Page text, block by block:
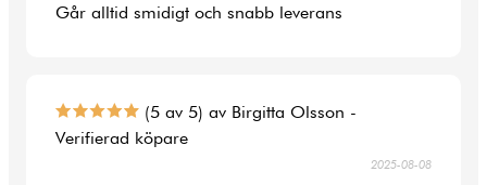
Går alltid smidigt och snabb leverans
(5 av 5) av Birgitta Olsson -
Verifierad köpare
2025-08-08